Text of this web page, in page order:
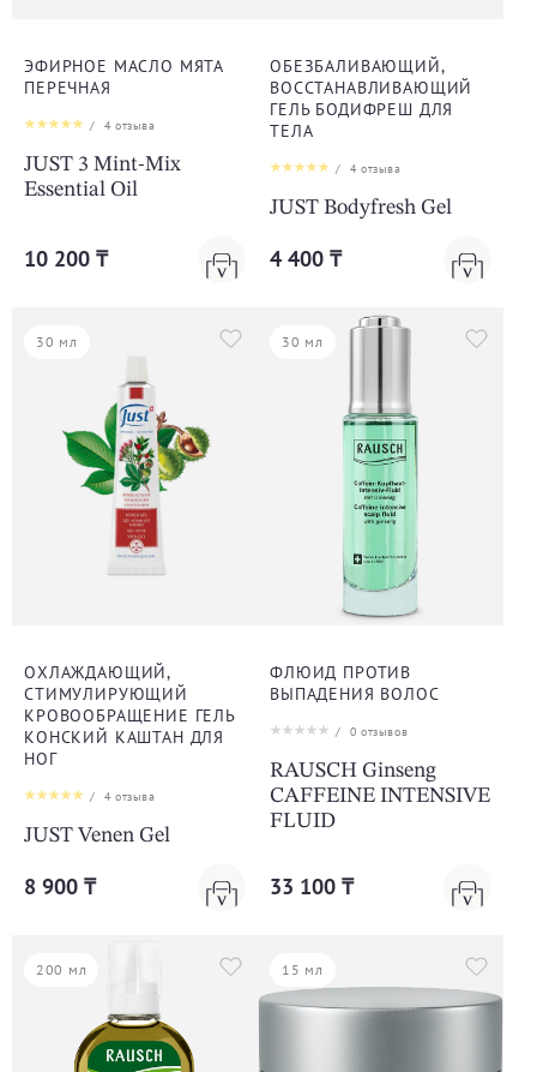
ЭФИРНОЕ МАСЛО МЯТА
ПЕРЕЧНАЯ
/ 4отзыва
JUST 3 Mint-Mix
Essential Oil
10 200 ₸
ОБЕЗБАЛИВАЮЩИЙ,
ВОССТАНАВЛИВАЮЩИЙ
ГЕЛЬ БОДИФРЕШ ДЛЯ
ТЕЛА
/ 4отзыва
JUST Bodyfresh Gel
4 400 ₸
30 мл
ОХЛАЖДАЮЩИЙ,
СТИМУЛИРУЮЩИЙ
КРОВООБРАЩЕНИЕ ГЕЛЬ
КОНСКИЙ КАШТАН ДЛЯ
НОГ
/ 4отзыва
JUST Venen Gel
8 900 ₸
30 мл
ФЛЮИД ПРОТИВ
ВЫПАДЕНИЯ ВОЛОС
/ 0 отзывов
RAUSCH Ginseng
CAFFEINE INTENSIVE
FLUID
33 100 ₸
200 мл 15 мл